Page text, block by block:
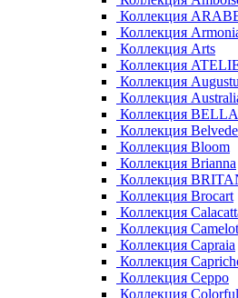
Коллекция
Коллекция
Коллекция Arts
Коллекция
Коллекция
Коллекция
Коллекция
Коллекция
Коллекция Bloom
Коллекция Brianna
Коллекция
Коллекция Brocart
Коллекция
Коллекция Camelot
Коллекция Capraia
Коллекция
Коллекция Ceppo
Коллекция Colorful